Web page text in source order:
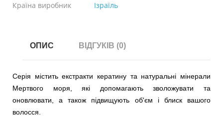
Країна виробник
Ізраїль
ОПИС ВІДГУКІВ (0)
Серія містить екстракти кератину та натуральні мінерали
Мертвого моря, які допомагають зволожувати та
оновлювати, а також підвищують об'єм і блиск вашого
волосся.